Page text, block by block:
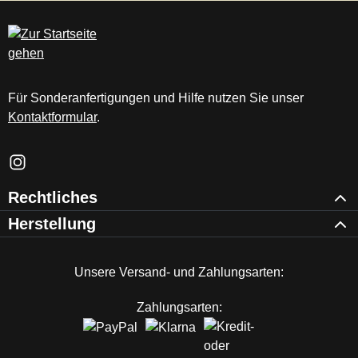
Für Sonderanfertigungen und Hilfe nutzen Sie unser
Kontaktformular.
Schau auf Instagram vorbei – öffnet in neuem Tab (externer
Rechtliches
Herstellung
Unsere Versand- und Zahlungsarten:
Zahlungsarten: